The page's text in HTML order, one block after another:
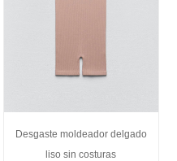
Desgaste moldeador delgado
liso sin costuras